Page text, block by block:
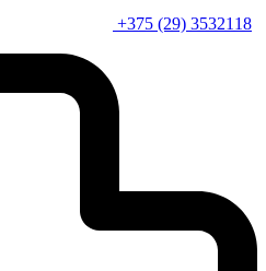
+375 (29) 3532118